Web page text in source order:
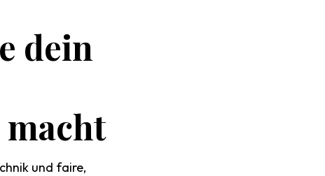
dein
macht
und faire,